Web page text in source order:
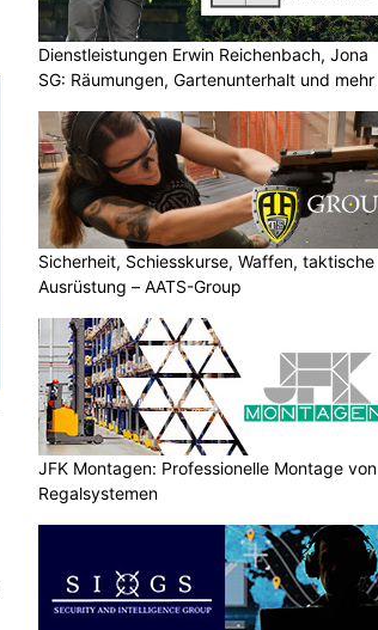
Dienstleistungen Erwin Reichenbach, Jona
SG: Räumungen, Gartenunterhalt und mehr
Sicherheit, Schiesskurse, Waffen, taktische
Ausrüstung – AATS-Group
JFK Montagen: Professionelle Montage von
Regalsystemen